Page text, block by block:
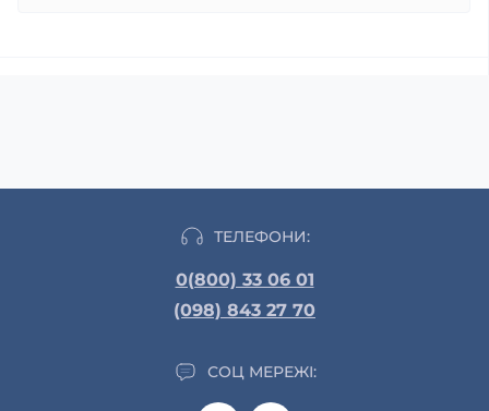
ТЕЛЕФОНИ:
0(800) 33 06 01
(098) 843 27 70
СОЦ МЕРЕЖІ: